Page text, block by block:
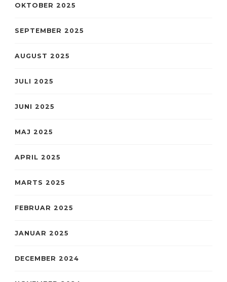
OKTOBER 2025
SEPTEMBER 2025
AUGUST 2025
JULI 2025
JUNI 2025
MAJ 2025
APRIL 2025
MARTS 2025
FEBRUAR 2025
JANUAR 2025
DECEMBER 2024